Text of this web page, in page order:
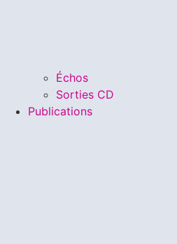
Échos
Sorties CD
Publications